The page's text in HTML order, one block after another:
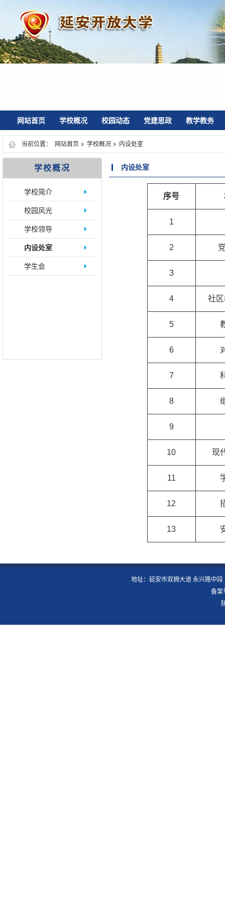
网站首页 学校概况 校园动态 党建思政 教学教务
当前位置： 网站首页 学校概况 内设处室
学校概况
学校简介
校园风光
学校领导
内设处室
学生会
内设处室
序号
1
2
3
4 社
5
6
7
8
9
10 现
11
12
13
地址：延安市双拥大道 永兴路
备案